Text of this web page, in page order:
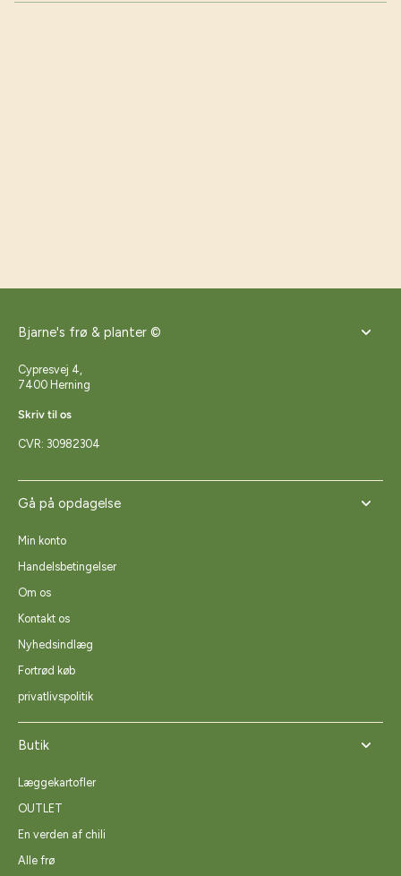
Bjarne's frø & planter ©
Cypresvej 4,
7400 Herning
Skriv til os
CVR: 30982304
Gå på opdagelse
Min konto
Handelsbetingelser
Om os
Kontakt os
Nyhedsindlæg
Fortrød køb
privatlivspolitik
Butik
Læggekartofler
OUTLET
En verden af chili
Alle frø